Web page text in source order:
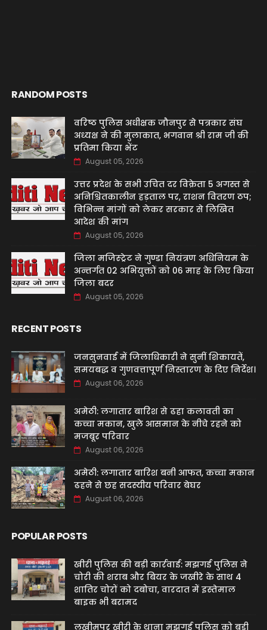
RANDOM POSTS
वरिष्ठ पुलिस अधीक्षक जौनपुर से पत्रकार संघ
अध्यक्ष ने की मुलाकात, भगवान श्री राम जी की
प्रतिमा किया भेंट
August 05, 2026
उत्तर प्रदेश के सभी उचित दर विक्रेता 5 अगस्त से
अनिश्चितकालीन हड़ताल पर, राशन वितरण ठप;
विभिन्न मांगों को लेकर सरकार से लिखित
आदेश की मांग
August 05, 2026
जिला मजिस्ट्रेट ने गुण्डा नियंत्रण अधिनियम के
अन्तर्गत 02 अभियुक्तों को 06 माह के लिए किया
जिला बदर
August 05, 2026
RECENT POSTS
जनसुनवाई में जिलाधिकारी ने सुनीं शिकायतें,
समयबद्ध व गुणवत्तापूर्ण निस्तारण के दिए निर्देश।
August 06, 2026
अमेठी: लगातार बारिश से ढहा कलावती का
कच्चा मकान, खुले आसमान के नीचे रहने को
मजबूर परिवार
August 06, 2026
अमेठी: लगातार बारिश बनी आफत, कच्चा मकान
ढहने से छह सदस्यीय परिवार बेघर
August 06, 2026
POPULAR POSTS
खीरी पुलिस की बड़ी कार्रवाई: मझगई पुलिस ने
चोरी की शराब और बियर के जखीरे के साथ 4
शातिर चोरों को दबोचा, वारदात में इस्तेमाल
बाइक भी बरामद
लखीमपुर खीरी के थाना मझगई पुलिस को बड़ी